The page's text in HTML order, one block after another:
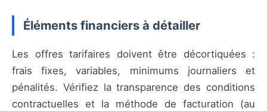
Éléments financiers à détailler
Les offres tarifaires doivent être décortiquées :
frais fixes, variables, minimums journaliers et
pénalités. Vérifiez la transparence des conditions
contractuelles et la méthode de facturation (au